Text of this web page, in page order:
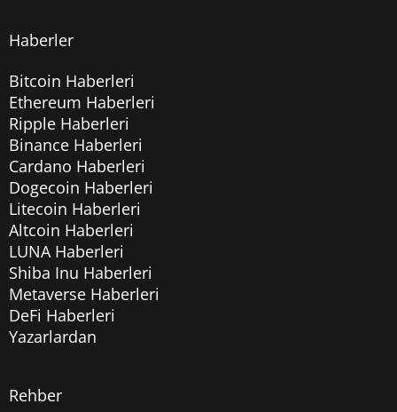
Haberler
Bitcoin Haberleri
Ethereum Haberleri
Ripple Haberleri
Binance Haberleri
Cardano Haberleri
Dogecoin Haberleri
Litecoin Haberleri
Altcoin Haberleri
LUNA Haberleri
Shiba Inu Haberleri
Metaverse Haberleri
DeFi Haberleri
Yazarlardan
Rehber